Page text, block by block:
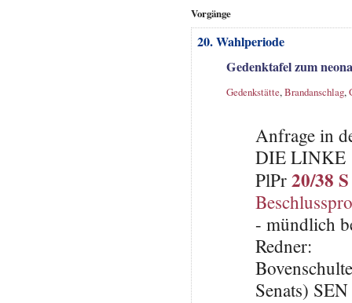
Vorgänge
20. Wahlperiode
Gedenktafel zum
Gedenkstätte,Brandanschlag,
Anfrage in
DIE LINKE
PlPr20/38 S
- mündlich
Redner:
Senats)